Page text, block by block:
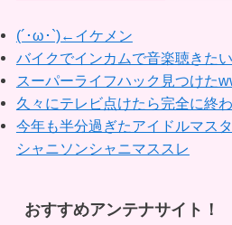
(´･ω･`)←イケメン
バイクでインカムで音楽聴きた
スーパーライフハック見つけた
久々にテレビ点けたら完全に終
今年も半分過ぎたアイドルマス
シャニソンシャニマススレ
おすすめアンテナサイト！